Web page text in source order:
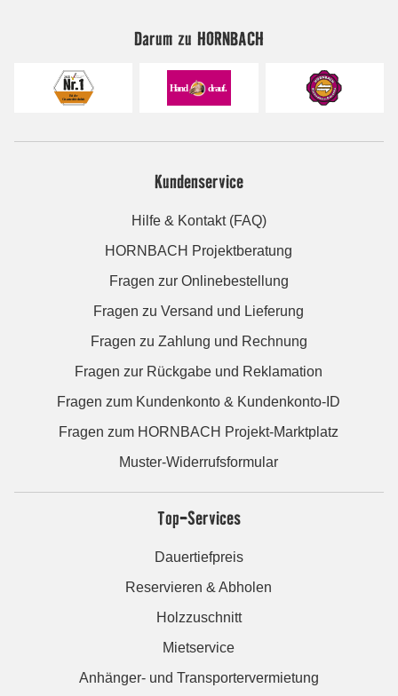
Darum zu HORNBACH
Kundenservice
Hilfe & Kontakt (FAQ)
HORNBACH Projektberatung
Fragen zur Onlinebestellung
Fragen zu Versand und Lieferung
Fragen zu Zahlung und Rechnung
Fragen zur Rückgabe und Reklamation
Fragen zum Kundenkonto & Kundenkonto-ID
Fragen zum HORNBACH Projekt-Marktplatz
Muster-Widerrufsformular
Top-Services
Dauertiefpreis
Reservieren & Abholen
Holzzuschnitt
Mietservice
Anhänger- und Transportervermietung